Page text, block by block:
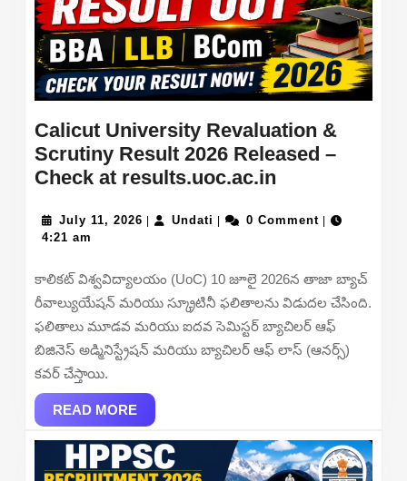
Calicut University Revaluation &
Scrutiny Result 2026 Released –
Check at results.uoc.ac.in
Revaluation
Scrutiny
Result
2026
Released
July 11, 2026 July
Undati Undati0 Comment
4:21 am
కాలికట్ విశ్వవిద్యాలయం (UoC) 10 జూలై 2026న తాజా బ్యాచ్
రీవాల్యుయేషన్ మరియు స్క్రూటినీ ఫలితాలను విడుదల చేసింది.
ఫలితాలు మూడవ మరియు ఐదవ సెమిస్టర్ బ్యాచిలర్ ఆఫ్
బిజినెస్ అడ్మినిస్ట్రేషన్ మరియు బ్యాచిలర్ ఆఫ్ లాస్ (ఆనర్స్)
కవర్ చేస్తాయి.
READ MOREREAD
MORE